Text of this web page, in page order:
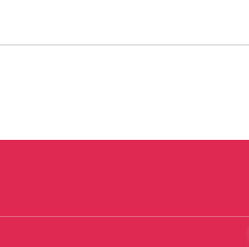
せ キャンペーン情報